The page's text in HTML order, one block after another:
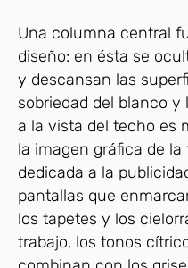
Una columna central
diseño: en ésta se
y descansan las
sobriedad del blanco
a la vista del techo es
la imagen gráfica de
dedicada a la
pantallas que
los tapetes y los
trabajo, los tonos